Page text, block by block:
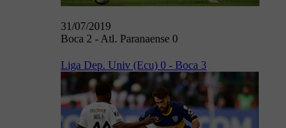
31/07/2019
Boca 2 - Atl. Paranaense 0
Liga Dep. Univ (Ecu) 0 - Boca 3